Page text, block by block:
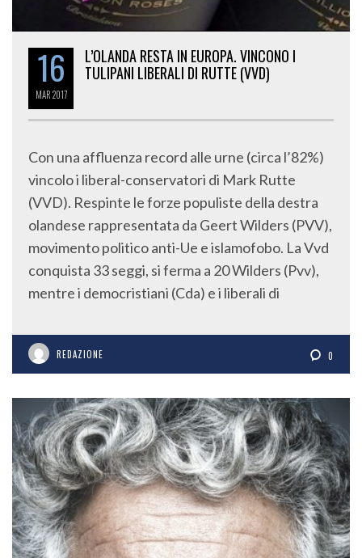
16
MAR2017
L’OLANDA RESTA IN EUROPA. VINCONO I
TULIPANI LIBERALI DI RUTTE (VVD)
Con una affluenza record alle urne (circa l’82%)
vincolo i liberal-conservatori di Mark Rutte
(VVD). Respinte le forze populiste della destra
olandese rappresentata da Geert Wilders (PVV),
movimento politico anti-Ue e islamofobo. La Vvd
conquista 33 seggi, si ferma a 20 Wilders (Pvv),
mentre i democristiani (Cda) e i liberali di
REDAZIONE 0